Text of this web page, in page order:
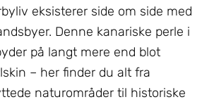
eksisterer side om side med
Denne kanariske perle i
på langt mere end blot
– her finder du alt fra
naturområder til historiske